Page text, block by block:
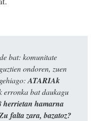
bat: komunitate
ondoren, zuen
ATARIAk
erronka bat daukagu
herrietan hamarna
falta zara, bazatoz?